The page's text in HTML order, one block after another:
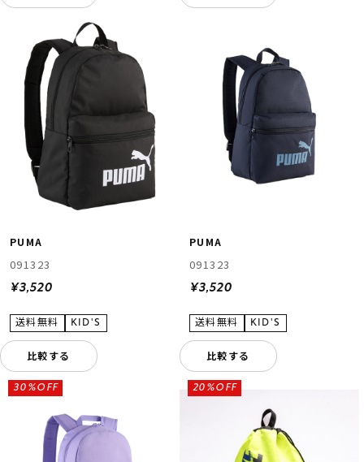
PUMA
091323
¥3,520
比較する
PUMA
091323
¥3,520
比較する
30%OFF 20%OFF